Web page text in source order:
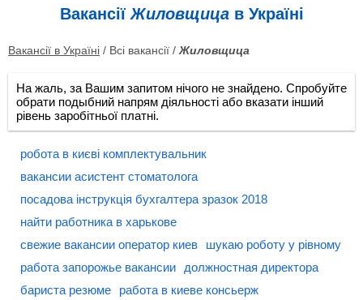
Вакансії Жиловщицав Україні
Вакансії в Україні / Всі вакансії / Жиловщица
На жаль, за Вашим запитом нічого не знайдено. Спробуйте
обрати подыбний напрям діяльності або вказати інший
рівень заробітньої платні.
робота в києві комплектувальник
вакансии асистент стоматолога
посадова інструкція бухгалтера зразок 2018
найти работника в харькове
свежие вакансии оператор киев
шукаю роботу у рівному
работа запорожье вакансии
должностная директора
бариста резюме
работа в киеве консьерж